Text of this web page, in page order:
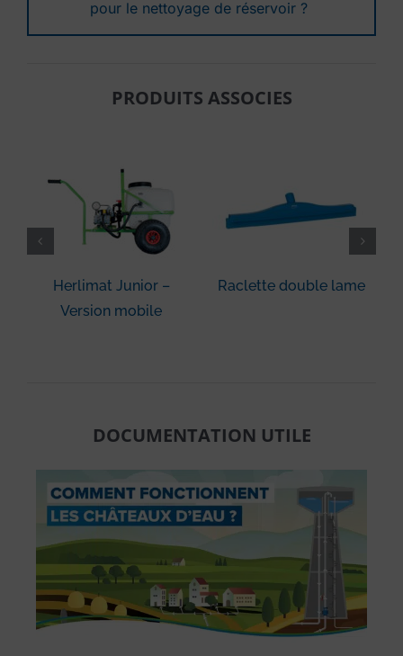
pour le nettoyage de réservoir ?
PRODUITS ASSOCIES
Herlimat Junior –
Version mobile
Raclette double lame
DOCUMENTATION UTILE